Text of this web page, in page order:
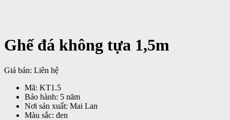
Ghế đá không tựa 1,5m
Giá bán: Liên hệ
Mã: KT1.5
Bảo hành: 5 năm
Nơi sản xuất: Mai Lan
Màu sắc: đen